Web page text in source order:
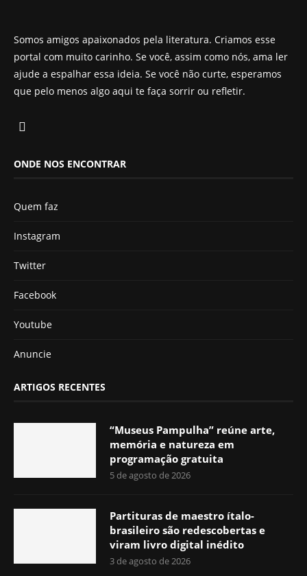
Somos amigos apaixonados pela literatura. Criamos esse
portal com muito carinho. Se você, assim como nós, ama ler
ajude a espalhar essa ideia. Se você não curte, esperamos
que pelo menos algo aqui te faça sorrir ou refletir.
ONDE NOS ENCONTRAR
Quem faz
Instagram
Twitter
Facebook
Youtube
Anuncie
ARTIGOS RECENTES
“Museus Pampulha” reúne arte,
memória e natureza em
programação gratuita
5 de agosto de 2026
Partituras de maestro ítalo-
brasileiro são redescobertas e
viram livro digital inédito
3 de agosto de 2026